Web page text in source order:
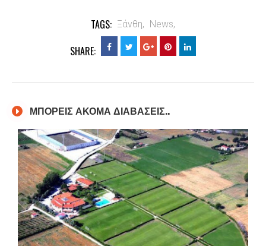
TAGS: Ξάνθη, News,
SHARE:
ΜΠΟΡΕΙΣ ΑΚΟΜΑ ΔΙΑΒΑΣΕΙΣ..